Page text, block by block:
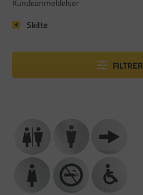
Kundeanmeldelser
Skilte